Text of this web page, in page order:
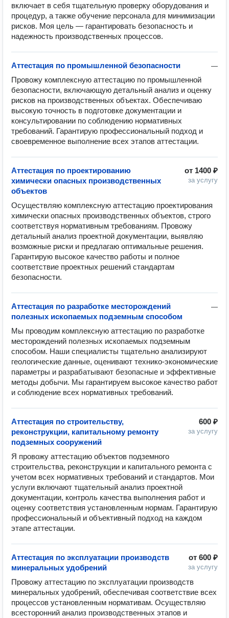
включает в себя тщательную проверку оборудования и
процедур, а также обучение персонала для минимизации
рисков. Моя цель — гарантировать безопасность и
надежность производственных процессов.
—
Аттестация по промышленной безопасности
Провожу комплексную аттестацию по промышленной
безопасности, включающую детальный анализ и оценку
рисков на производственных объектах. Обеспечиваю
высокую точность в подготовке документации и
консультировании по соблюдению нормативных
требований. Гарантирую профессиональный подход и
своевременное выполнение всех этапов аттестации.
от 1400 ₽
за услугу
Аттестация по проектированию
химически опасных производственных
объектов
Осуществляю комплексную аттестацию проектирования
химически опасных производственных объектов, строго
соответствуя нормативным требованиям. Провожу
детальный анализ проектной документации, выявляю
возможные риски и предлагаю оптимальные решения.
Гарантирую высокое качество работы и полное
соответствие проектных решений стандартам
безопасности.
—
Аттестация по разработке месторождений
полезных ископаемых подземным способом
Мы проводим комплексную аттестацию по разработке
месторождений полезных ископаемых подземным
способом. Наши специалисты тщательно анализируют
геологические данные, оценивают технико-экономические
параметры и разрабатывают безопасные и эффективные
методы добычи. Мы гарантируем высокое качество работ
и соблюдение всех нормативных требований.
600 ₽
за услугу
Аттестация по строительству,
реконструкции, капитальному ремонту
подземных сооружений
Я провожу аттестацию объектов подземного
строительства, реконструкции и капитального ремонта с
учетом всех нормативных требований и стандартов. Мои
услуги включают тщательный анализ проектной
документации, контроль качества выполнения работ и
оценку соответствия установленным нормам. Гарантирую
профессиональный и объективный подход на каждом
этапе аттестации.
от 600 ₽
за услугу
Аттестация по эксплуатации производств
минеральных удобрений
Провожу аттестацию по эксплуатации производств
минеральных удобрений, обеспечивая соответствие всех
процессов установленным нормативам. Осуществляю
всесторонний анализ производственных этапов и